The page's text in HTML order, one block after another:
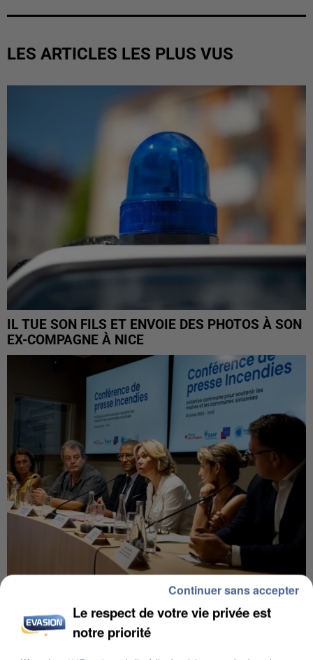
LES ARTICLES LES PLUS VUS
IL TUE SON FILS ET ENVOIE DES PHOTOS À SON
EX-COMPAGNE À NICE
INCENDIES : L’ÎLE-DE-FRANCE LANCE UN ÉLAN
DE SOLIDARITÉ AVEC LES...
Le respect de votre vie privée est
notre priorité
Continuer sans accepter